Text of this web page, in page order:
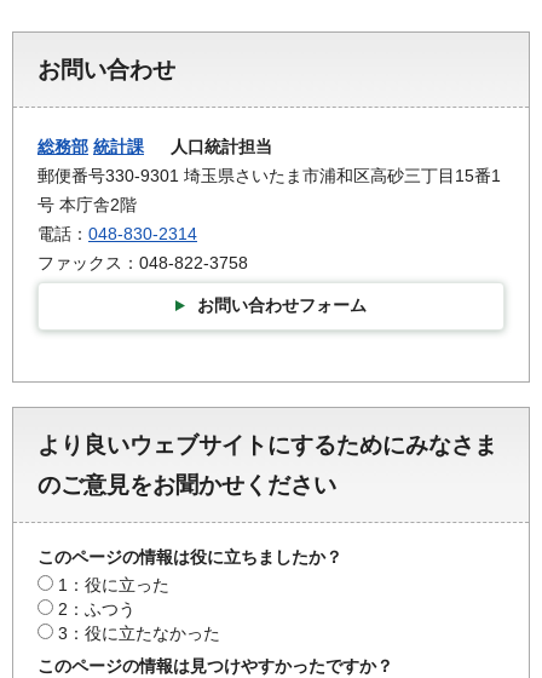
お問い合わせ
総務部 統計課 人口統計担当
郵便番号330-9301 埼玉県さいたま市浦和区高砂三丁目15番1
号 本庁舎2階
電話： 048-830-2314
ファックス：048-822-3758
お問い合わせフォーム
より良いウェブサイトにするためにみなさま
のご意見をお聞かせください
このページの情報は役に立ちましたか？
1：役に立った
2：ふつう
3：役に立たなかった
このページの情報は見つけやすかったですか？